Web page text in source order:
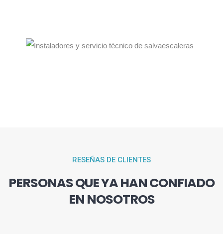
RESEÑAS DE CLIENTES
PERSONAS QUE YA HAN CONFIADO
EN NOSOTROS